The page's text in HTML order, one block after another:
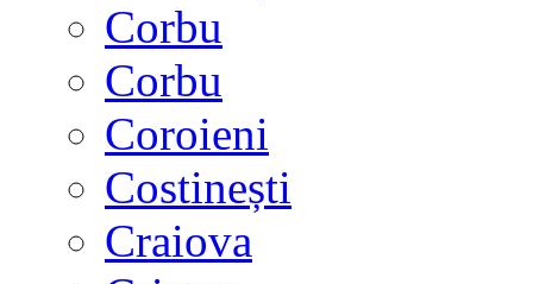
Corbu
Corbu
Coroieni
Costinești
Craiova